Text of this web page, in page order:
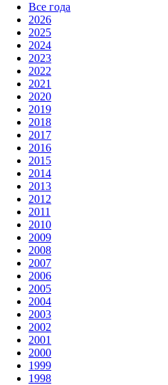
Все года
2026
2025
2024
2023
2022
2021
2020
2019
2018
2017
2016
2015
2014
2013
2012
2011
2010
2009
2008
2007
2006
2005
2004
2003
2002
2001
2000
1999
1998